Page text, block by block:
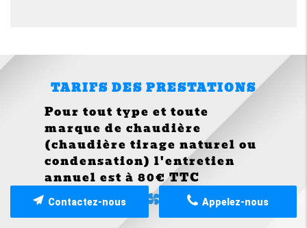
TARIFS DES PRESTATIONS
Pour tout type et toute
marque de chaudière
(chaudière tirage naturel ou
condensation) l'entretien
annuel est à 80€ TTC
Appelez-nous
Contactez-nous